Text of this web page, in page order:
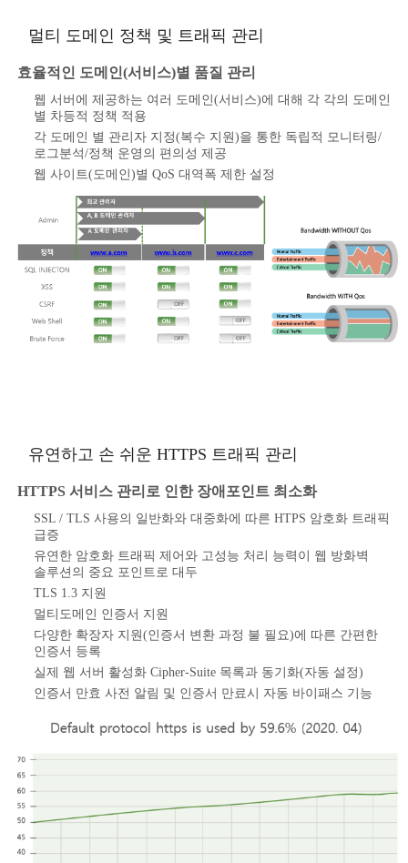
멀티 도메인 정책 및 트래픽 관리
효율적인 도메인(서비스)별 품질 관리
웹 서버에 제공하는 여러 도메인(서비스)에 대해 각 각의 도메인
별 차등적 정책 적용
각 도메인 별 관리자 지정(복수 지원)을 통한 독립적 모니터링/
로그분석/정책 운영의 편의성 제공
웹 사이트(도메인)별 QoS 대역폭 제한 설정
유연하고 손 쉬운 HTTPS 트래픽 관리
HTTPS 서비스 관리로 인한 장애포인트 최소화
SSL / TLS 사용의 일반화와 대중화에 따른 HTPS 암호화 트래픽
급증
유연한 암호화 트래픽 제어와 고성능 처리 능력이 웹 방화벽
솔루션의 중요 포인트로 대두
TLS 1.3 지원
멀티도메인 인증서 지원
다양한 확장자 지원(인증서 변환 과정 불 필요)에 따른 간편한
인증서 등록
실제 웹 서버 활성화 Cipher-Suite 목록과 동기화(자동 설정)
인증서 만효 사전 알림 및 인증서 만료시 자동 바이패스 기능